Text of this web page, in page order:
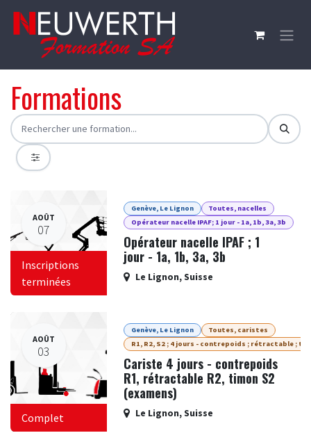
Formations
AOÛT
07
Inscriptions
terminées
Genève, Le Lignon
Toutes, nacelles
Opérateur nacelle IPAF; 1 jour - 1a, 1b, 3a, 3b
Opérateur nacelle IPAF ; 1
jour - 1a, 1b, 3a, 3b
Le Lignon,Suisse
AOÛT
03
Complet
Genève, Le Lignon
Toutes, caristes
R1, R2, S2 ; 4 jours - contrepoids ; rétractable ;
Cariste 4 jours - contrepoids
R1, rétractable R2, timon S2
(examens)
Le Lignon,Suisse